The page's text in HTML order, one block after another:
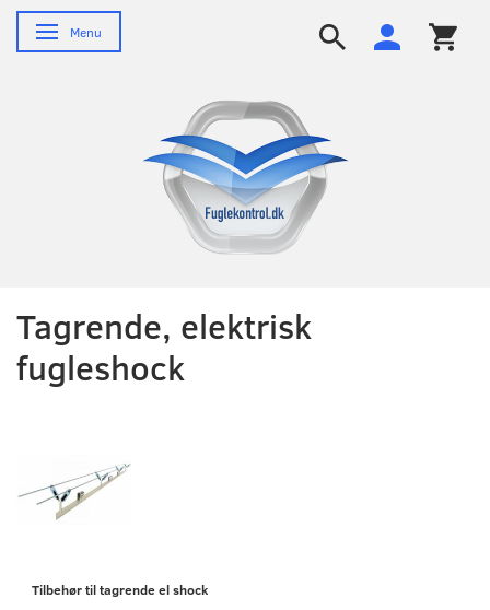
Skifte navigation
Menu
Tagrende, elektrisk
fugleshock
Tilbehør til tagrende el shock